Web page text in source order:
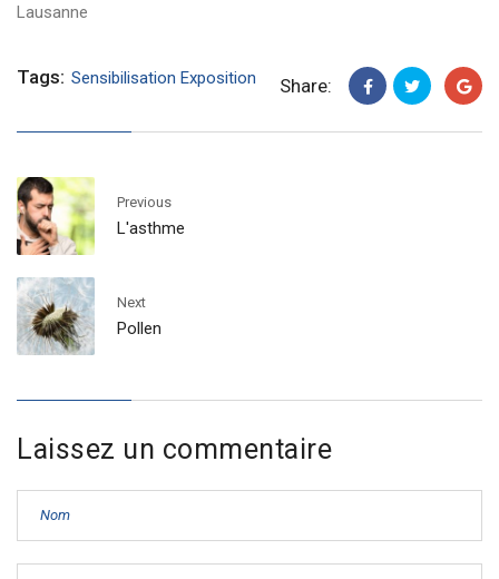
Lausanne
Tags: Sensibilisation Exposition Share:
Previous
L'asthme
Next
Pollen
Laissez un commentaire